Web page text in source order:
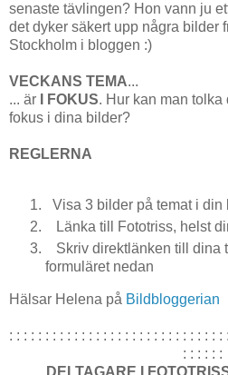
senaste tävlingen? Hon vann ju
det dyker säkert upp några bilder
Stockholm i bloggen :)
VECKANS TEMA...
... är
I FOKUS. Hur kan man tolka
fokus i dina bilder?
REGLERNA
Visa 3 bilder på temat i din
Länka till Fototriss, helst
Skriv direktlänken till dina
formuläret nedan
Hälsar Helena på Bildbloggerian
: : : : : : : : : : : : : : : : : : : : : : : : : : : : :
: : : : : :
DELTAGARE I